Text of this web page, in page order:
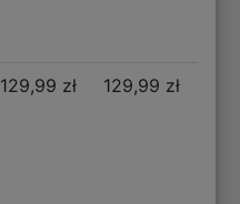
129,99 zł 129,99 zł